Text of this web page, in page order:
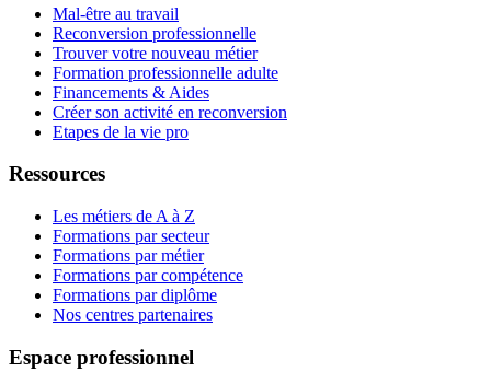
Mal-être au travail
Reconversion professionnelle
Trouver votre nouveau métier
Formation professionnelle adulte
Financements & Aides
Créer son activité en reconversion
Etapes de la vie pro
Ressources
Les métiers de A à Z
Formations par secteur
Formations par métier
Formations par compétence
Formations par diplôme
Nos centres partenaires
Espace professionnel